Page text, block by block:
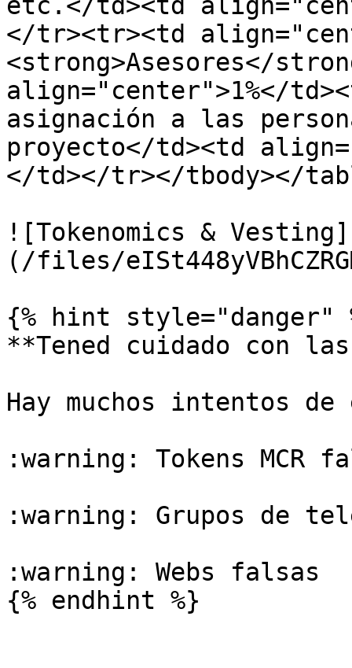
</tr><tr><td
<strong>Asesores</
align="center">1%</
asignación a las
proyecto</td><td
</td></tr></tbody></
![Tokenomics & Vesting]
(/files/
{% hint style="danger"
**Tened cuidado con
Hay muchos intentos
:warning: Tokens MCR
:warning: Grupos de
:warning: Webs falsas